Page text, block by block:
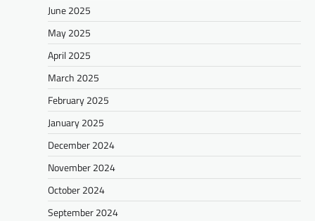
June 2025
May 2025
April 2025
March 2025
February 2025
January 2025
December 2024
November 2024
October 2024
September 2024